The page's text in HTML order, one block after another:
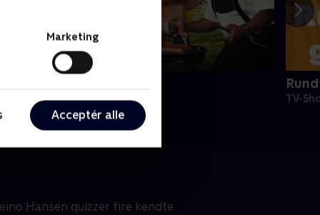
Marketing
Acceptér alle
Shows • 1 sæsoner TV-
Hansen quizzer fire kendte